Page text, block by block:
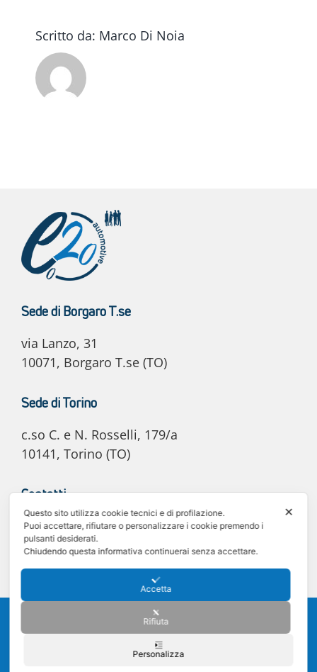
Scritto da: Marco Di Noia
Sede di Borgaro T.se
via Lanzo, 31
10071, Borgaro T.se (TO)
Sede di Torino
c.so C. e N. Rosselli, 179/a
10141, Torino (TO)
Contatti
E-mail: info@e20automotive.it
Tel. 011 02.06.030
©2025 e20 Automotive S.r.l. - C.F. e P. IVA 12242340011 -
Sede legale: Via Lanzo 31, 10071 Borgaro Torinese (TO) - Registro delle
Imprese di Torino - Numero R.E.A. TO-1275735
PEC PER FATTURAZIONE ELETTRONICA DA UTILIZZARE AL POSTO DEL
✕
Questo sito utilizza cookie tecnici e di profilazione.
Puoi accettare, rifiutare o personalizzare i cookie premendo i
pulsanti desiderati.
Chiudendo questa informativa continuerai senza accettare.
Accetta
Rifiuta
Personalizza